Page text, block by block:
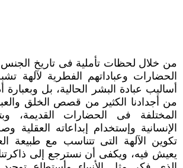
من خلال لحظات تأملية فى تاريخ
الحضارات وعباداتهم الفطرية لآلهة
أساليب عبادة البشر ‏الحالية، بل
من أجدادنا الكثير من قصص الخلق
المختلفة فى الحضارات القديمة،
الإنسانية وإستخدام إبداعاته العقلية
تكوين الآلهة التى تتناسب مع طبيعة
يعيش فيه، ‏ويكفى أن نسترجع إلى